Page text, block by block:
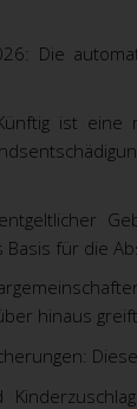
Die
ist
für die
hinaus